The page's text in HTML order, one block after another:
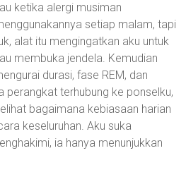
ketika alergi musiman
setiap malam, tapi
alat itu mengingatkan aku untuk
membuka jendela. Kemudian
durasi, fase REM, dan
perangkat terhubung ke ponselku,
bagaimana kebiasaan harian
keseluruhan. Aku suka
ia hanya menunjukkan